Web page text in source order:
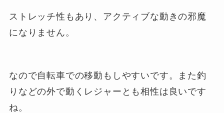
ストレッチ性もあり、アクティブな動きの邪魔
になりません。
なので自転車での移動もしやすいです。また釣
りなどの外で動くレジャーとも相性は良いです
ね。